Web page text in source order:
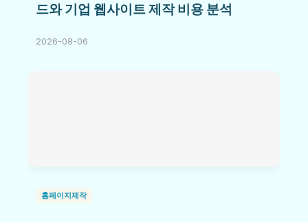
드와 기업 웹사이트 제작 비용 분석
2026-08-06
홈페이지제작